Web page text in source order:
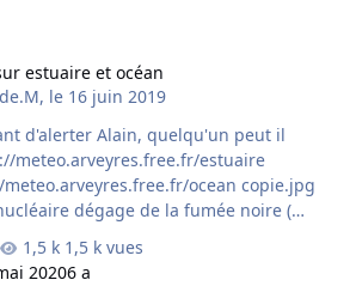
estuaire et océan
, le 16 juin 2019
dégage de la fumée noire (
1,5 k vues
20206 a